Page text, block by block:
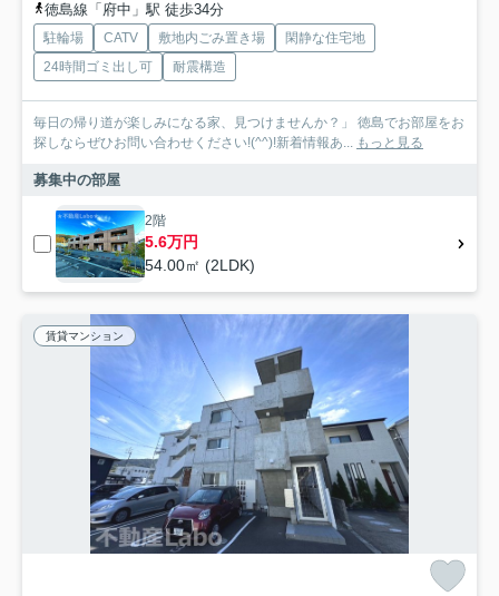
徳島線「府中」駅 徒歩34分
駐輪場 CATV 敷地内ごみ置き場
閑静な住宅地
24時間ゴミ出し可
耐震構造
毎日の帰り道が楽しみになる家、見つけませんか？」 徳島でお部屋をお
探しならぜひお問い合わせください!(^^)!新着情報あ... もっと見る
募集中の部屋
2階
5.6万円
54.00㎡ (2LDK)
賃貸マンション